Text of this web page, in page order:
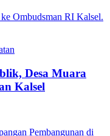
Desa Muara
Kalsel